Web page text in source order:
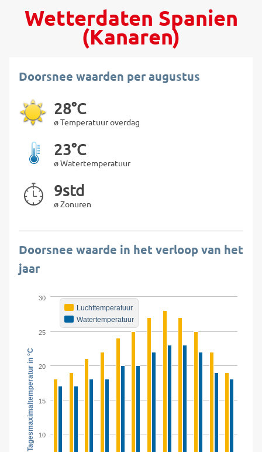
Wetterdaten Spanien
(Kanaren)
Doorsnee waarden per augustus
28°C
ø Temperatuur overdag
23°C
ø Watertemperatuur
9std
ø Zonuren
Doorsnee waarde in het verloop van het
jaar
Tagesmaximaltemperatur in °C
Luchttemperatuur
Watertemperatuur
10
15
20
25
30